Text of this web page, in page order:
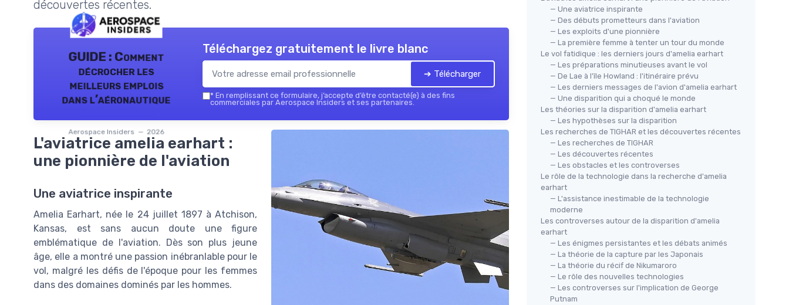
découvertes récentes.
GUIDE : Comment
décrocher les
meilleurs emplois
dans l’aéronautique
Aerospace Insiders — 2026
Téléchargez gratuitement le livre blanc
➔ Télécharger
* En remplissant ce formulaire, j’accepte d’être contacté(e) à des fins
commerciales par Aerospace Insiders et ses partenaires.
L'aviatrice amelia earhart :
une pionnière de l'aviation
Une aviatrice inspirante
Amelia Earhart, née le 24 juillet 1897 à Atchison,
Kansas, est sans aucun doute une figure
emblématique de l'aviation. Dès son plus jeune
âge, elle a montré une passion inébranlable pour le
vol, malgré les défis de l'époque pour les femmes
dans des domaines dominés par les hommes.
— Une aviatrice inspirante
— Des débuts prometteurs dans l'aviation
— Les exploits d'une pionnière
— La première femme à tenter un tour du monde
Le vol fatidique : les derniers jours d'amelia earhart
— Les préparations minutieuses avant le vol
— De Lae à l'île Howland : l'itinéraire prévu
— Les derniers messages de l'avion d'amelia earhart
— Une disparition qui a choqué le monde
Les théories sur la disparition d'amelia earhart
— Les hypothèses sur la disparition
Les recherches de TIGHAR et les découvertes récentes
— Les recherches de TIGHAR
— Les découvertes récentes
— Les obstacles et les controverses
Le rôle de la technologie dans la recherche d'amelia
earhart
— L'assistance inestimable de la technologie
moderne
Les controverses autour de la disparition d'amelia
earhart
— Les énigmes persistantes et les débats animés
— La théorie de la capture par les Japonais
— La théorie du récif de Nikumaroro
— Le rôle des nouvelles technologies
— Les controverses sur l'implication de George
Putnam